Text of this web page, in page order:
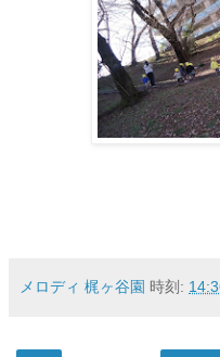
メロディ 梶ヶ谷園 時刻: